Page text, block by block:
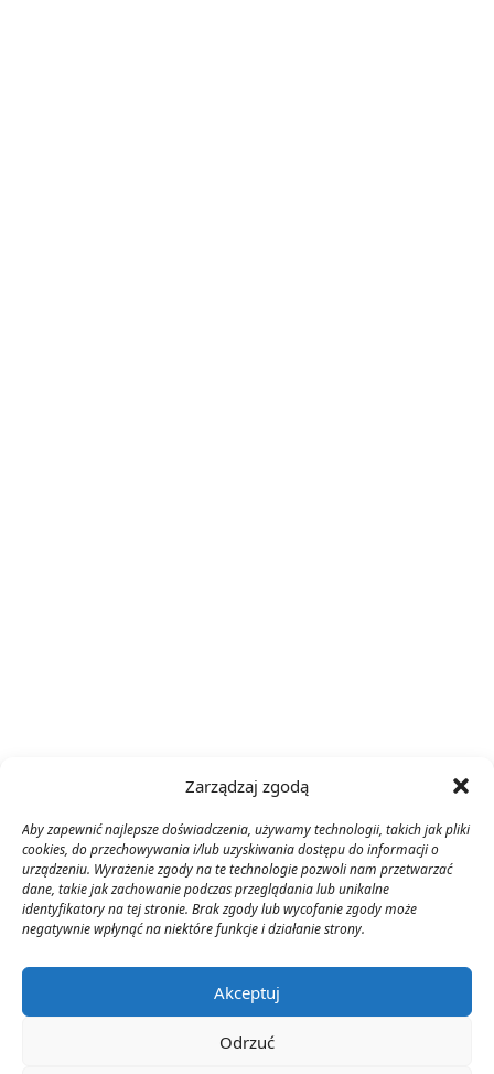
Zarządzaj zgodą
Aby zapewnić najlepsze doświadczenia, używamy technologii, takich jak pliki
cookies, do przechowywania i/lub uzyskiwania dostępu do informacji o
urządzeniu. Wyrażenie zgody na te technologie pozwoli nam przetwarzać
dane, takie jak zachowanie podczas przeglądania lub unikalne
identyfikatory na tej stronie. Brak zgody lub wycofanie zgody może
negatywnie wpłynąć na niektóre funkcje i działanie strony.
Akceptuj
Odrzuć